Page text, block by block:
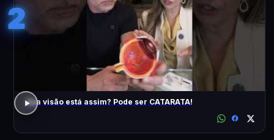
2
Sua visão está assim? Pode ser CATARATA!